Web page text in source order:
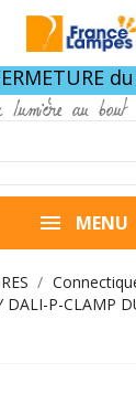
au bout
MENU
DALI-P-CLAMP